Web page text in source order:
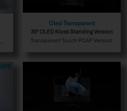
Oled Transparent
30″ OLED Kiosk Standing Version
Transparent Touch PCAP Version